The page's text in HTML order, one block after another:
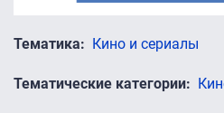
Тематика Кино и сериалы
Тематические категории